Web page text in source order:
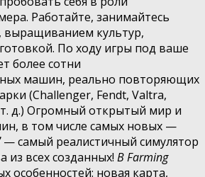
Работайте, занимайтесь
культур,
По ходу игры под ваше
более сотни
машин, реально повторяющих
(Challenger, Fendt, Valtra,
д.) Огромный открытый мир и
в том числе самых новых —
— самый реалистичный симулятор
из всех созданных! В Farming
особенностей: новая карта,